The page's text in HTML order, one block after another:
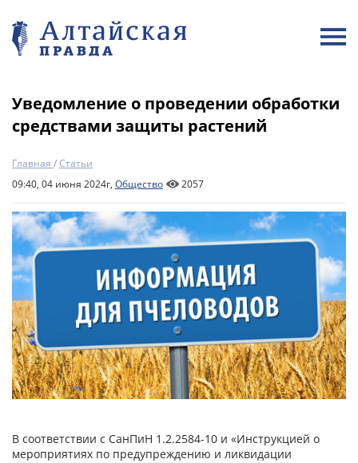
Уведомление о проведении обработки
средствами защиты растений
Главная /Статьи
09:40, 04 июня 2024г, Общество 2057
В соответствии с СанПиН 1.2.2584-10 и «Инструкцией о
мероприятиях по предупреждению и ликвидации